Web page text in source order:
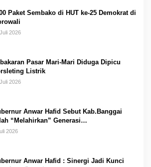
Paket Sembako di HUT ke-25 Demokrat di
2026
Pasar Mari-Mari Diduga Dipicu
Listrik
2026
Anwar Hafid Sebut Kab.Banggai
“Melahirkan” Generasi…
2026
Anwar Hafid : Sinergi Jadi Kunci